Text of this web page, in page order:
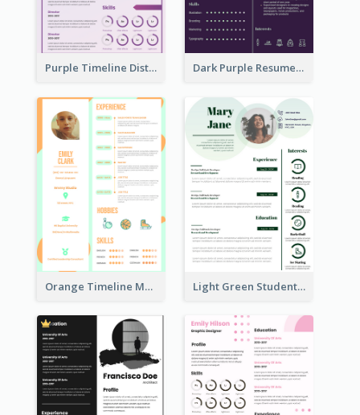
Purple Timeline Distinguished Resume Dark Purple Resume
Orange Timeline Modern Resume Light Green Student Resume